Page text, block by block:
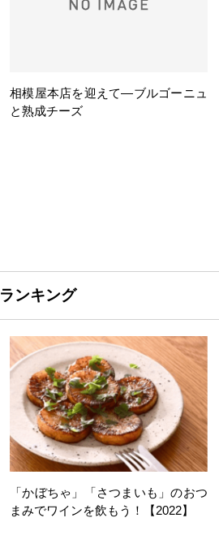
相模屋本店を迎えて―ブルゴーニュ
と熟成チーズ
ランキング
「かぼちゃ」「さつまいも」のおつ
まみでワインを飲もう！【2022】